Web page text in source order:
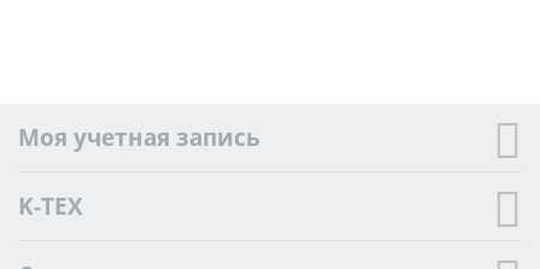
Моя учетная запись
K-TEX